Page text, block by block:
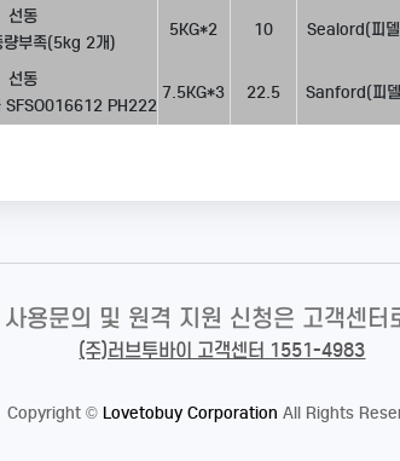
선동
부족(5kg 2개)
5KG*2 10 Sealord(피
선동
SFSO016612 PH222
7.5KG*3 22.5 Sanford(피
용문의 및 원격 지원 신청은 고객센터
(주)러브투바이 고객센터 1551-4983
Copyright©Lovetobuy Corporation All Rights